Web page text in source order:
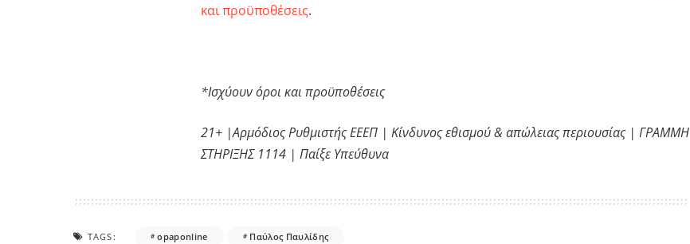
και προϋποθέσεις.
*Ισχύουν όροι και προϋποθέσεις
21+ |Αρμόδιος Ρυθμιστής ΕΕΕΠ | Κίνδυνος εθισμού & απώλειας περιουσίας | ΓΡΑΜΜΗ
ΣΤΗΡΙΞΗΣ 1114 | Παίξε Υπεύθυνα
TAGS: opaponline Παύλος Παυλίδης